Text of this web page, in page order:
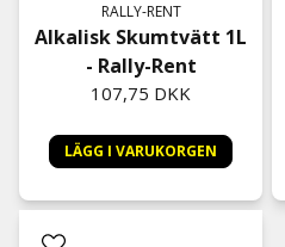
RALLY-RENT
Alkalisk Skumtvätt 1L
- Rally-Rent
107,75 DKK
LÄGG I VARUKORGEN